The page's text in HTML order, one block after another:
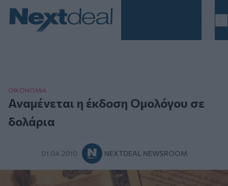
ΟΙΚΟΝΟΜΙΑ
Αναμένεται η έκδοση Ομολόγου σε
δολάρια
01.04.2010 NEXTDEAL NEWSROOM